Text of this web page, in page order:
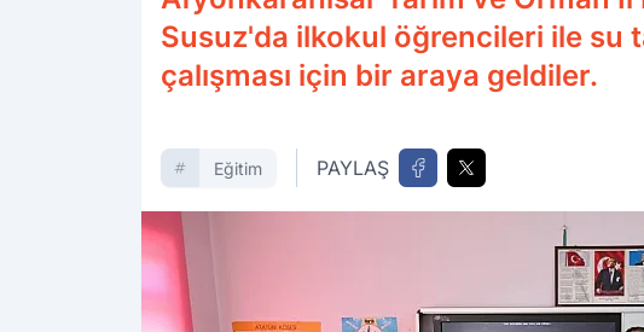
Susuz'da ilkokul öğrencileri ile su
çalışması için bir araya geldiler.
Eğitim PAYLAŞ